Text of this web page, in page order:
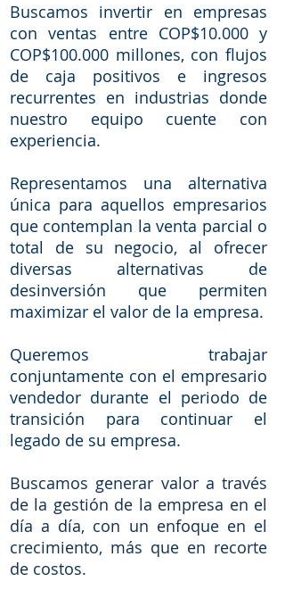
Buscamos invertir en empresas
con ventas entre COP$10.000 y
COP$100.000 millones, con flujos
de caja positivos e ingresos
recurrentes en industrias donde
nuestro equipo cuente con
experiencia.
Representamos una alternativa
única para aquellos empresarios
que contemplan la venta parcial o
total de su negocio, al ofrecer
diversas alternativas de
desinversión que permiten
maximizar el valor de la empresa.
Queremos trabajar
conjuntamente con el empresario
vendedor durante el periodo de
transición para continuar el
legado de su empresa.
Buscamos generar valor a través
de la gestión de la empresa en el
día a día, con un enfoque en el
crecimiento, más que en recorte
de costos.